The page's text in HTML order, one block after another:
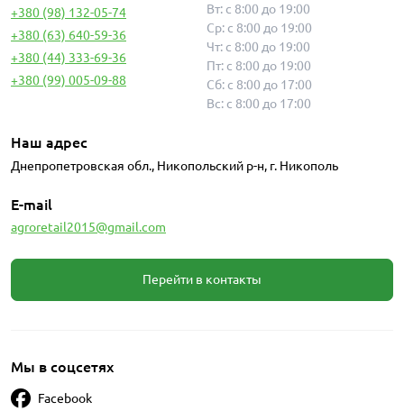
+380 (98) 132-05-74
+380 (63) 640-59-36
+380 (44) 333-69-36
+380 (99) 005-09-88
Вт: с 8:00 до 19:00
Ср: с 8:00 до 19:00
Чт: с 8:00 до 19:00
Пт: с 8:00 до 19:00
Сб: с 8:00 до 17:00
Вс: с 8:00 до 17:00
Наш адрес
Днепропетровская обл., Никопольский р-н, г. Никополь
E-mail
agroretail2015@gmail.com
Перейти в контакты
Мы в соцсетях
Facebook